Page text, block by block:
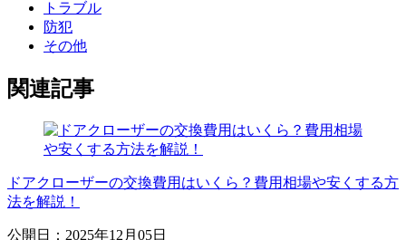
トラブル
防犯
その他
関連記事
ドアクローザーの交換費用はいくら？費用相場や安くする方
法を解説！
公開日：2025年12月05日